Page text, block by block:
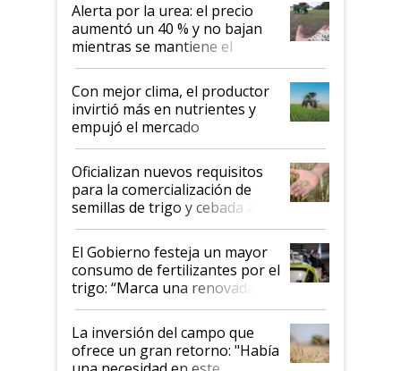
Alerta por la urea: el precio
aumentó un 40 % y no bajan
mientras se mantiene el
conflicto en Medio Oriente
Con mejor clima, el productor
invirtió más en nutrientes y
empujó el mercado
Oficializan nuevos requisitos
para la comercialización de
semillas de trigo y cebada a
granel
El Gobierno festeja un mayor
consumo de fertilizantes por el
trigo: “Marca una renovada
confianza de los productores”
La inversión del campo que
ofrece un gran retorno: "Había